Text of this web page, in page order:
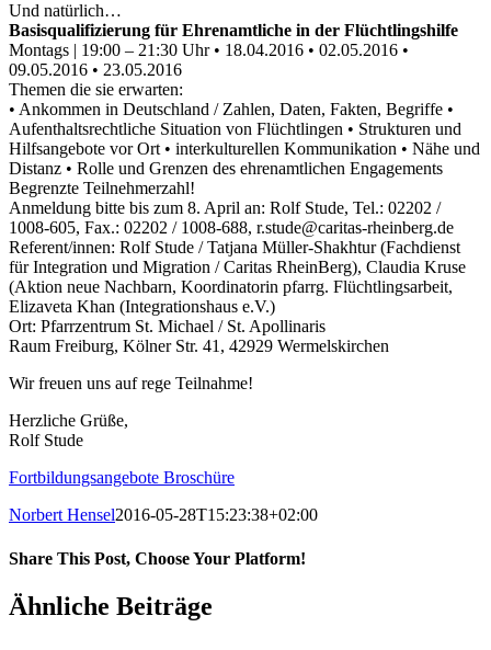
Und natürlich…
Basisqualifizierung für Ehrenamtliche in der Flüchtlingshilfe
Montags | 19:00 – 21:30 Uhr • 18.04.2016 • 02.05.2016 •
09.05.2016 • 23.05.2016
Themen die sie erwarten:
• Ankommen in Deutschland / Zahlen, Daten, Fakten, Begriffe •
Aufenthaltsrechtliche Situation von Flüchtlingen • Strukturen und
Hilfsangebote vor Ort • interkulturellen Kommunikation • Nähe und
Distanz • Rolle und Grenzen des ehrenamtlichen Engagements
Begrenzte Teilnehmerzahl!
Anmeldung bitte bis zum 8. April an: Rolf Stude, Tel.: 02202 /
1008-605, Fax.: 02202 / 1008-688, r.stude@caritas-rheinberg.de
Referent/innen: Rolf Stude / Tatjana Müller-Shakhtur (Fachdienst
für Integration und Migration / Caritas RheinBerg), Claudia Kruse
(Aktion neue Nachbarn, Koordinatorin pfarrg. Flüchtlingsarbeit,
Elizaveta Khan (Integrationshaus e.V.)
Ort: Pfarrzentrum St. Michael / St. Apollinaris
Raum Freiburg, Kölner Str. 41, 42929 Wermelskirchen
Wir freuen uns auf rege Teilnahme!
Herzliche Grüße,
Rolf Stude
Fortbildungsangebote Broschüre
Norbert Hensel2016-05-28T15:23:38+02:00
Share This Post, Choose Your Platform!
Facebook
X
LinkedIn
Tumblr
Pinterest
Ähnliche Beiträge